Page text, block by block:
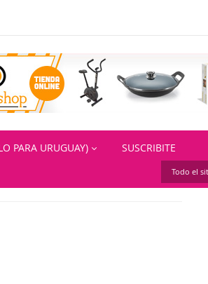
PARA URUGUAY) SUSCRIBITE
Todo el